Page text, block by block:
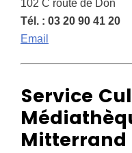
102 C route de Don
Tél. : 03 20 90 41 20
Email
Service
Mitterrand